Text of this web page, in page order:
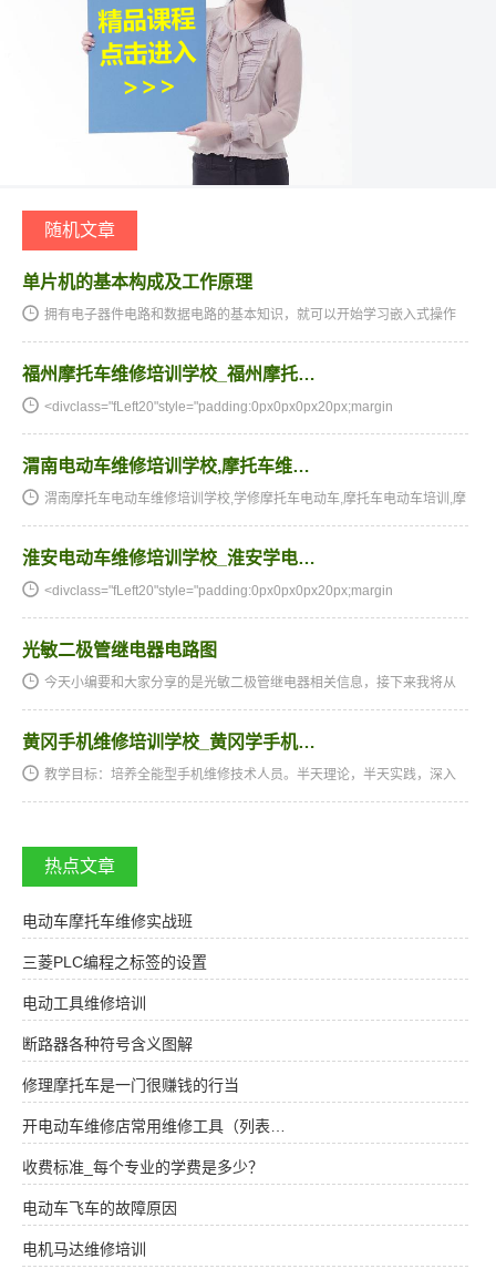
随机文章
单片机的基本构成及工作原理
拥有电子器件电路和数据电路的基本知识，就可以开始学习嵌入式操作
福州摩托车维修培训学校_福州摩托…
<divclass="fLeft20"style="padding:0px0px0px20px;margin
渭南电动车维修培训学校,摩托车维…
渭南摩托车电动车维修培训学校,学修摩托车电动车,摩托车电动车培训,摩
淮安电动车维修培训学校_淮安学电…
<divclass="fLeft20"style="padding:0px0px0px20px;margin
光敏二极管继电器电路图
今天小编要和大家分享的是光敏二极管继电器相关信息，接下来我将从
黄冈手机维修培训学校_黄冈学手机…
教学目标：培养全能型手机维修技术人员。半天理论，半天实践，深入
热点文章
电动车摩托车维修实战班
三菱PLC编程之标签的设置
电动工具维修培训
断路器各种符号含义图解
修理摩托车是一门很赚钱的行当
开电动车维修店常用维修工具（列表…
收费标准_每个专业的学费是多少？
电动车飞车的故障原因
电机马达维修培训